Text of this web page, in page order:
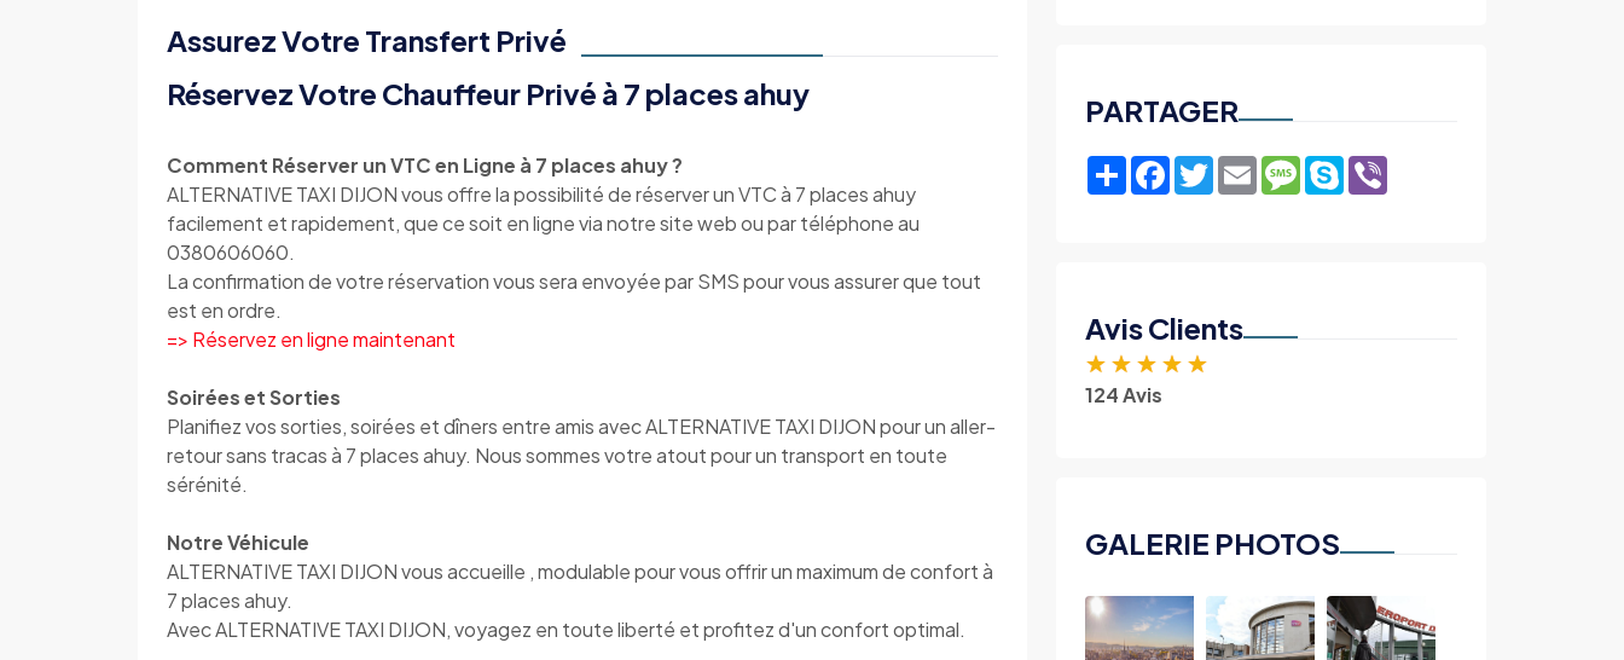
Assurez Votre Transfert Privé
Réservez Votre Chauffeur Privé à 7 places ahuy
Comment Réserver un VTC en Ligne à 7 places ahuy ?
ALTERNATIVE TAXI DIJON vous offre la possibilité de réserver un VTC à 7 places ahuy
facilement et rapidement, que ce soit en ligne via notre site web ou par téléphone au
0380606060.
La confirmation de votre réservation vous sera envoyée par SMS pour vous assurer que tout
est en ordre.
=> Réservez en ligne maintenant
Soirées et Sorties
Planifiez vos sorties, soirées et dîners entre amis avec ALTERNATIVE TAXI DIJON pour un aller-
retour sans tracas à 7 places ahuy. Nous sommes votre atout pour un transport en toute
sérénité.
Notre Véhicule
ALTERNATIVE TAXI DIJON vous accueille , modulable pour vous offrir un maximum de confort à
7 places ahuy.
Avec ALTERNATIVE TAXI DIJON, voyagez en toute liberté et profitez d'un confort optimal.
PARTAGER
ShareFacebook
TwitterEmailMessage
Skype
Avis Clients
★ ★ ★ ★ ★
124 Avis
GALERIE PHOTOS